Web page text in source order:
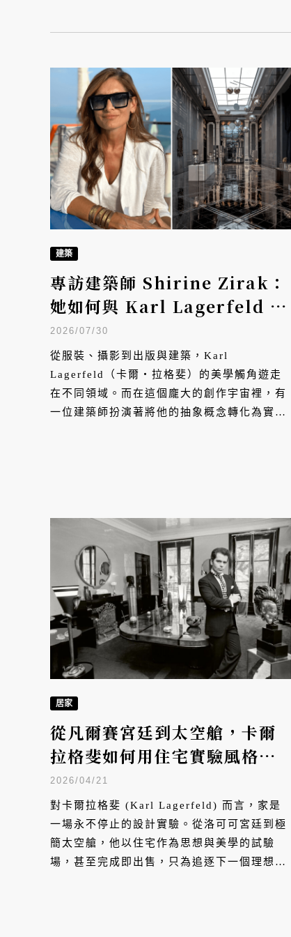
建築
專訪建築師 Shirine Zirak：
她如何與 Karl Lagerfeld 攜
手把巴黎美學帶進台中？
2026/07/30
從服裝、攝影到出版與建築，Karl
Lagerfeld（卡爾・拉格斐）的美學觸角遊走
在不同領域。而在這個龐大的創作宇宙裡，有
一位建築師扮演著將他的抽象概念轉化為實體
這棟 Karl Lagerfeld 生前唯一深度參與的住
宅計畫。
居家
從凡爾賽宮廷到太空艙，卡爾
拉格斐如何用住宅實驗風格與
思想？
2026/04/21
對卡爾拉格斐 (Karl Lagerfeld) 而言，家是
一場永不停止的設計實驗。從洛可可宮廷到極
簡太空艙，他以住宅作為思想與美學的試驗
場，甚至完成即出售，只為追逐下一個理想風